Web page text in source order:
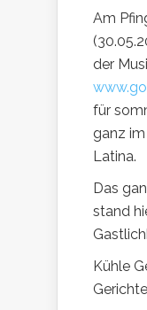
Am
der
für
ganz
Latina.
Das
stand
Kühle